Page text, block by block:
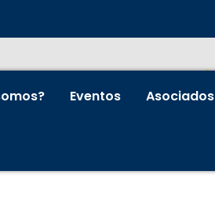
Eventos Asociados